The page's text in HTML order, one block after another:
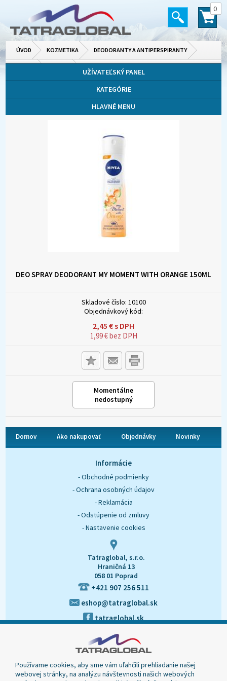
0
ÚVOD KOZMETIKA DEODORANTY A ANTIPERSPIRANTY
UŽÍVATEĽSKÝ PANEL
KATEGÓRIE
HLAVNÉ MENU
DEO SPRAY DEODORANT MY MOMENT WITH ORANGE 150ML
Skladové číslo: 10100
Objednávkový kód:
2,45 €s DPH
1,99€bez DPH
Momentálne
nedostupný
Domov Ako nakupovať Objednávky Novinky
Informácie
- Obchodné podmienky
- Ochrana osobných údajov
- Reklamácia
- Odstúpenie od zmluvy
- Nastavenie cookies
Tatraglobal, s.r.o.
Hraničná 13
058 01 Poprad
+421 907 256 511
eshop@tatraglobal.sk
tatraglobal.sk
Používame cookies, aby sme vám uľahčili prehliadanie našej
webovej stránky, na analýzu návštevnosti našich webových